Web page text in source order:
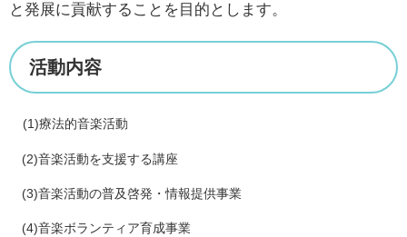
と発展に貢献することを目的とします。
活動内容
(1)療法的音楽活動
(2)音楽活動を支援する講座
(3)音楽活動の普及啓発・情報提供事業
(4)音楽ボランティア育成事業